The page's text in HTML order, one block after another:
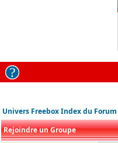
Univers Freebox Index du Forum
Rejoindre un Groupe